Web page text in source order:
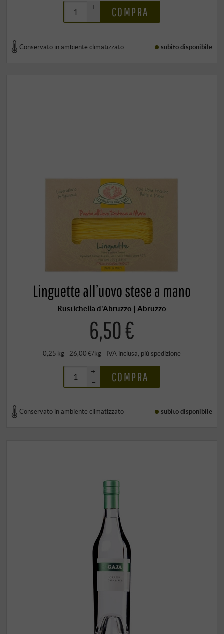
+
–
COMPRA
Conservato in ambiente climatizzato subito disponibile
Linguette all’uovo stese a mano
Rustichella d'Abruzzo | Abruzzo
6,50 €
0,25 kg · 26,00 €/kg · IVA inclusa , più spedizione
+
–
COMPRA
Conservato in ambiente climatizzato subito disponibile